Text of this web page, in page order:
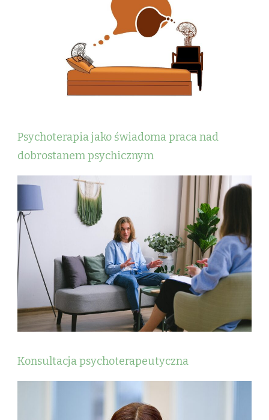
Psychoterapia jako świadoma praca nad
dobrostanem psychicznym
Konsultacja psychoterapeutyczna